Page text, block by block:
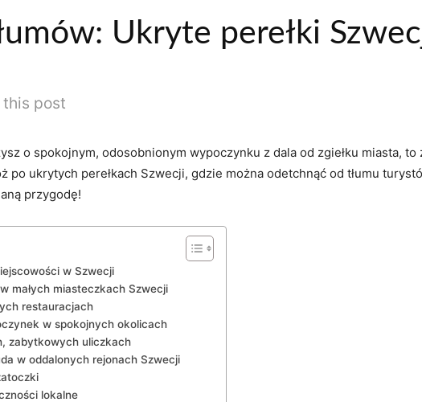
Ukryte perełki
this post
o spokojnym, odosobnionym wypoczynku z dala od zgiełku miasta,
po ukrytych perełkach Szwecji, gdzie można odetchnąć od tłumu
przygodę!
w Szwecji
małych miasteczkach Szwecji
restauracjach
w spokojnych okolicach
zabytkowych uliczkach
w oddalonych rejonach Szwecji
lokalne